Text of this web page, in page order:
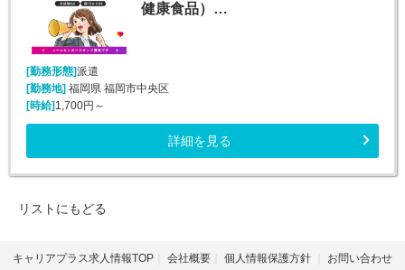
健康食品）…
[勤務形態]派遣
[勤務地] 福岡県 福岡市中央区
[時給] 1,700円～
詳細を見る
リストにもどる
キャリアプラス求人情報TOP 会社概要 個人情報保護方針 お問い合わせ